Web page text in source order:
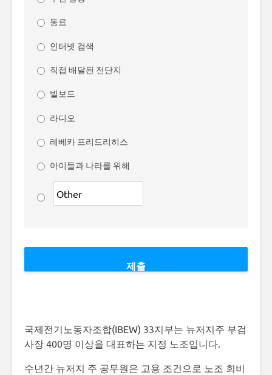
동료
인터넷 검색
직접 배달된 전단지
빌보드
라디오
레베카 프리드리히스
아이들과 나라를 위해
국제전기노동자조합(IBEW) 33지부는 뉴저지주 부검
사장 400명 이상을 대표하는 지정 노조입니다.
수년간 뉴저지 주 공무원은 고용 조건으로 노조 회비